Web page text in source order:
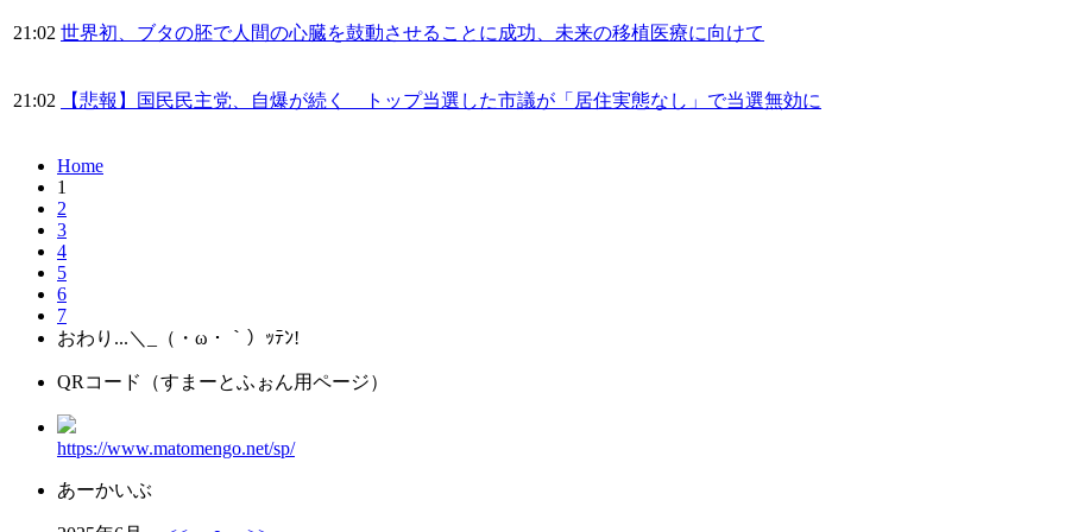
21:02 世界初、ブタの胚で人間の心臓を鼓動させることに成功、未来の移植医療に向けて
21:02 【悲報】国民民主党、自爆が続く トップ当選した市議が「居住実態なし」で当選無効に
Home
1
2
3
4
5
6
7
おわり...＼_（・ω・｀）ｯﾃﾝ!
QRコード（すまーとふぉん用ページ）
https://www.matomengo.net/sp/
あーかいぶ